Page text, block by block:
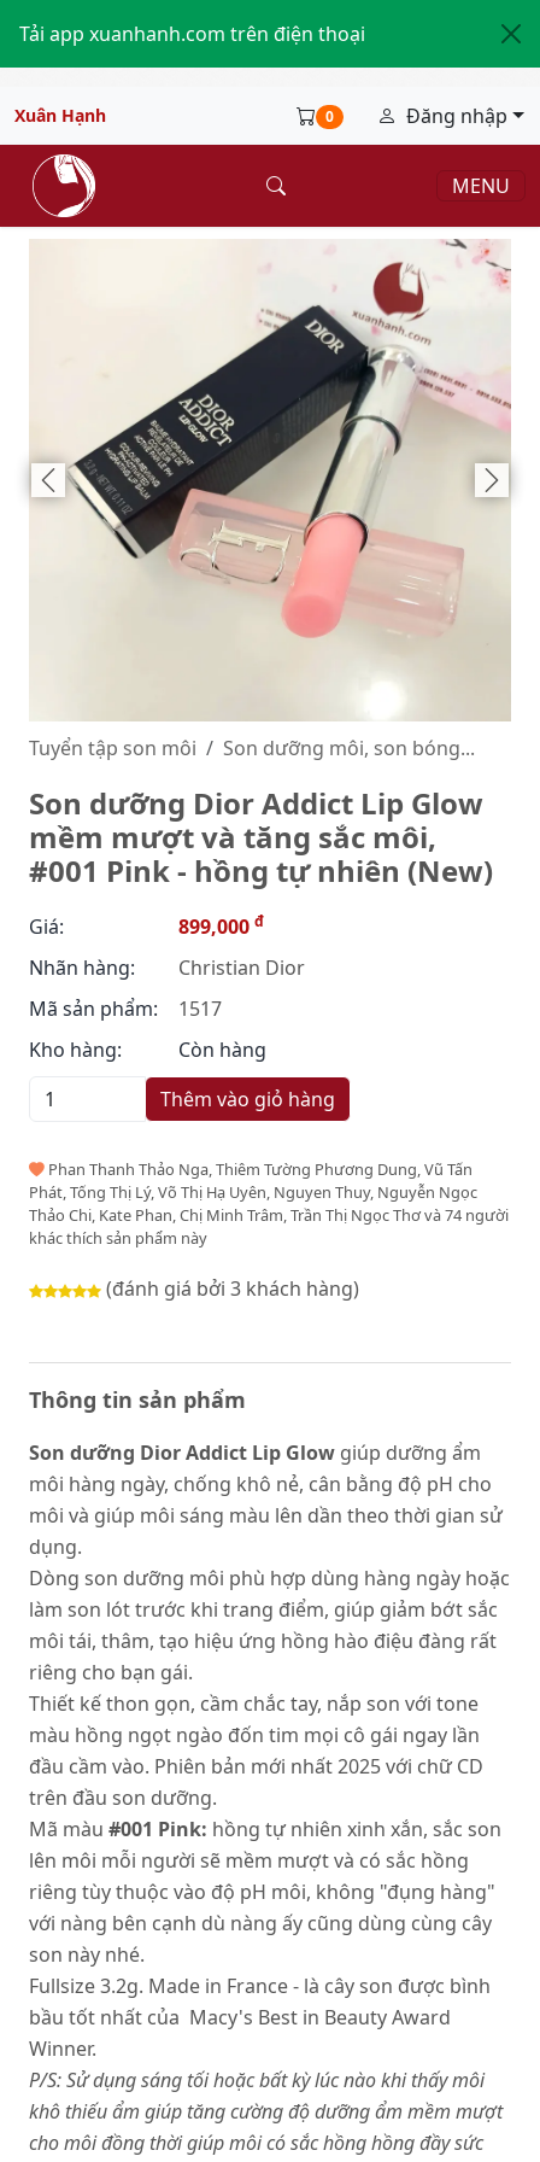
Tải app xuanhanh.com trên điện thoại
Xuân Hạnh 0 Đăng nhập
MENU
Tuyển tập son môi Son dưỡng môi, son bóng...
Son dưỡng Dior Addict Lip Glow
mềm mượt và tăng sắc môi,
#001 Pink - hồng tự nhiên (New)
Giá: 899,000 đ
Nhãn hàng:
Christian Dior
Mã sản phẩm:
1517
Kho hàng:
Còn hàng
Thêm vào giỏ hàng
Phan Thanh Thảo Nga, Thiêm Tường Phương Dung, Vũ Tấn
Phát, Tống Thị Lý, Võ Thị Hạ Uyên, Nguyen Thuy, Nguyễn Ngọc
Thảo Chi, Kate Phan, Chị Minh Trâm, Trần Thị Ngọc Thơ và 74 người
khác thích sản phẩm này
(đánh giá bởi 3 khách hàng)
Thông tin sản phẩm
Son dưỡng Dior Addict Lip Glow giúp dưỡng ẩm
môi hàng ngày, chống khô nẻ, cân bằng độ pH cho
môi và giúp môi sáng màu lên dần theo thời gian sử
dụng.
Dòng son dưỡng môi phù hợp dùng hàng ngày hoặc
làm son lót trước khi trang điểm, giúp giảm bớt sắc
môi tái, thâm, tạo hiệu ứng hồng hào điệu đàng rất
riêng cho bạn gái.
Thiết kế thon gọn, cầm chắc tay, nắp son với tone
màu hồng ngọt ngào đốn tim mọi cô gái ngay lần
đầu cầm vào. Phiên bản mới nhất 2025 với chữ CD
trên đầu son dưỡng.
Mã màu #001 Pink: hồng tự nhiên xinh xắn, sắc son
lên môi mỗi người sẽ mềm mượt và có sắc hồng
riêng tùy thuộc vào độ pH môi, không "đụng hàng"
với nàng bên cạnh dù nàng ấy cũng dùng cùng cây
son này nhé.
Fullsize 3.2g. Made in France - là cây son được bình
bầu tốt nhất của Macy's Best in Beauty Award
Winner.
P/S: Sử dụng sáng tối hoặc bất kỳ lúc nào khi thấy môi
khô thiếu ẩm giúp tăng cường độ dưỡng ẩm mềm mượt
cho môi đồng thời giúp môi có sắc hồng hồng đầy sức